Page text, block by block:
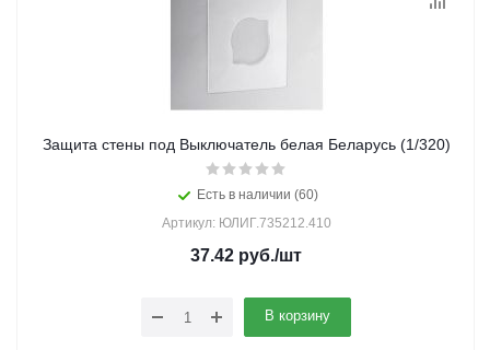
Защита стены под Выключатель белая Беларусь (1/320)
Есть в наличии (60)
Артикул: ЮЛИГ.735212.410
37.42 руб./шт
В корзину